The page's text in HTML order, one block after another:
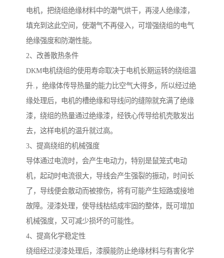
电机，把绕组绝缘材料中的潮气烘干，再浸人绝缘漆，
填充到这此空间，使潮气不再侵入，可增强绕组的电气
绝缘强度和防潮性能。
2、改善散热条件
DKM电机绕组的使用寿命取决于电机长期运转的绕组温
升.，绝缘体传导热量的能力比空气大得多，所以经过绝
缘处理后，电机的槽绝缘和导线问的缝隙就充满了绝缘
漆，绕组的热量通过绝缘漆，经铁心传导给机壳散发出
去，这样电机的温升就过高。
3、提高绕组的机械强度
导体通过电流时，会产生电动力，特别是鼠笼式电动
机，起动时电流很大，导线会产生强裂的振动，时间长
了，导线便会散动而被擦伤，将有可能产生短路或接地
故障。浸漆处理，使导线枯结成牢固的整体，既可增加
机械强度，又可减少损坏的可能性。
4、提高化学稳定性
绕组经过浸漆处理后，漆膜能防止绝缘材料与有害化学